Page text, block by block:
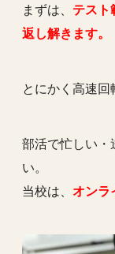
まずは、 テスト
返し解きます。
とにかく高速回
部活で忙しい・
い。
当校は、 オンラ